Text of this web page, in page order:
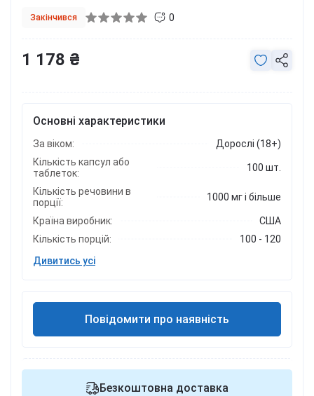
Закінчився 0
Основні характеристики
За віком:
Дорослі (18+)
Кількість капсул або
таблеток:
100 шт.
Кількість речовини в
порції:
1000 мг і більше
Країна виробник:
США
Кількість порцій:
100 - 120
Дивитись усі
1 178 ₴
Повідомити про наявність
Безкоштовна доставка